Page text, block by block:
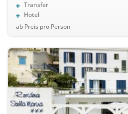
Transfer
Hotel
ab Preis pro Person